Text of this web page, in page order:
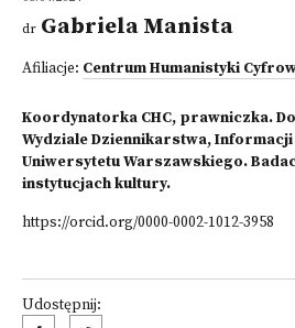
dr Gabriela Manista
Afiliacje: Centrum Humanistyki
Koordynatorka CHC, prawniczka.
Wydziale Dziennikarstwa,
Uniwersytetu Warszawskiego.
instytucjach kultury.
https://orcid.org/0000-0002-1012-3958
Udostępnij: